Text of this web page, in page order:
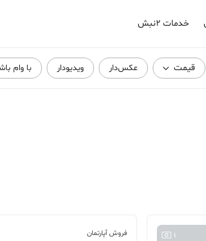
خدمات ۲نبش
قیمت عکس‌دار ویدیودار با وام
1 فروش آپارتمان